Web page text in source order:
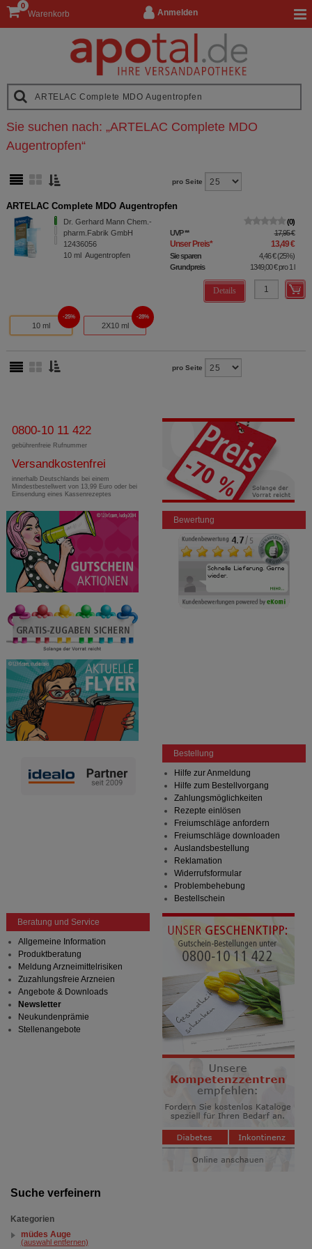
Anmelden
Warenkorb
0
Suche verfeinern
Kategorien
müdes Auge
(auswahl entfernen)
Sie suchen nach: „ARTELAC Complete MDO
Augentropfen“
pro Seite
ARTELAC Complete MDO Augentropfen
Dr. Gerhard Mann Chem.-
pharm.Fabrik GmbH
12436056
10 ml Augentropfen
0
UVP** 17,95 €
Unser Preis* 13,49 €
Sie sparen 4,46 €(25%)
Grundpreis
1349,00 €pro 1 l
Details
10 ml
25%
2X10 ml
28%
pro Seite
0800-10 11 422
gebührenfreie Rufnummer
Versandkostenfrei
innerhalb Deutschlands bei einem
Mindestbestellwert von 13,99 Euro oder bei
Einsendung eines Kassenrezeptes
Bewertung
Bestellung
Hilfe zur Anmeldung
Hilfe zum Bestellvorgang
Zahlungsmöglichkeiten
Rezepte einlösen
Freiumschläge anfordern
Freiumschläge downloaden
Auslandsbestellung
Reklamation
Widerrufsformular
Problembehebung
Bestellschein
Beratung und Service
Allgemeine Information
Produktberatung
Meldung Arzneimittelrisiken
Zuzahlungsfreie Arzneien
Angebote & Downloads
Newsletter
Neukundenprämie
Stellenangebote